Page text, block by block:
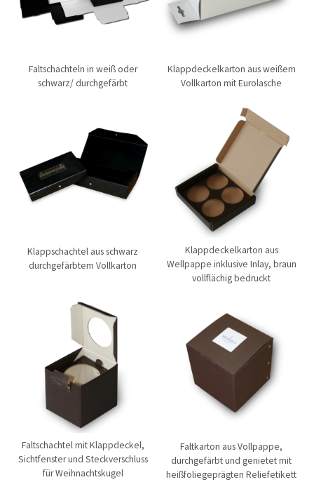
Faltschachteln in weiß oder
schwarz/ durchgefärbt
Klappdeckelkarton aus weißem
Vollkarton mit Eurolasche
Klappschachtel aus schwarz
durchgefärbtem Vollkarton
Klappdeckelkarton aus
Wellpappe inklusive Inlay, braun
vollflächig bedruckt
Faltschachtel mit Klappdeckel,
Sichtfenster und Steckverschluss
für Weihnachtskugel
Faltkarton aus Vollpappe,
durchgefärbt und genietet mit
heißfoliegeprägten Reliefetikett